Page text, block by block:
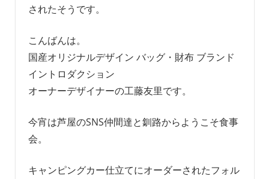
されたそうです。
こんばんは。
国産オリジナルデザイン バッグ・財布 ブランド
イントロダクション
オーナーデザイナーの工藤友里です。
今宵は芦屋のSNS仲間達と釧路からようこそ食事
会。
キャンピングカー仕立てにオーダーされたフォル